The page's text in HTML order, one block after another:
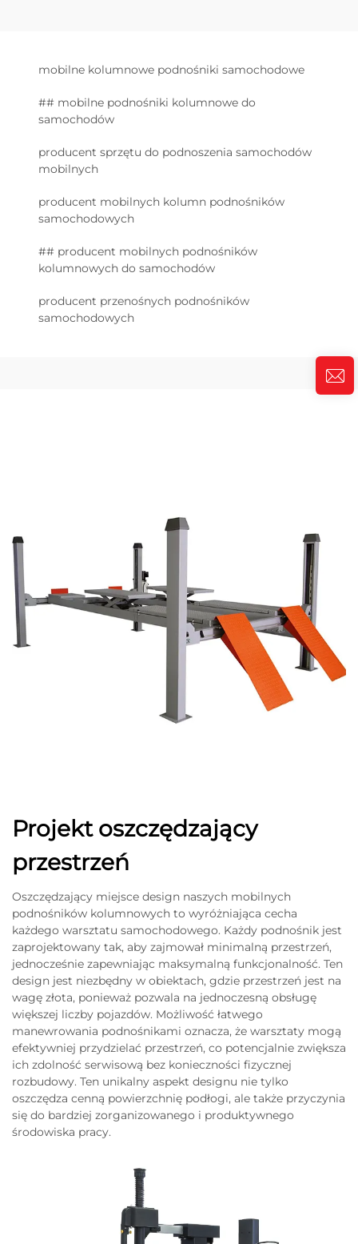
mobilne kolumnowe podnośniki samochodowe
## mobilne podnośniki kolumnowe do
samochodów
producent sprzętu do podnoszenia samochodów
mobilnych
producent mobilnych kolumn podnośników
samochodowych
## producent mobilnych podnośników
kolumnowych do samochodów
producent przenośnych podnośników
samochodowych
Projekt oszczędzający
przestrzeń
Oszczędzający miejsce design naszych mobilnych
podnośników kolumnowych to wyróżniająca cecha
każdego warsztatu samochodowego. Każdy podnośnik jest
zaprojektowany tak, aby zajmował minimalną przestrzeń,
jednocześnie zapewniając maksymalną funkcjonalność. Ten
design jest niezbędny w obiektach, gdzie przestrzeń jest na
wagę złota, ponieważ pozwala na jednoczesną obsługę
większej liczby pojazdów. Możliwość łatwego
manewrowania podnośnikami oznacza, że warsztaty mogą
efektywniej przydzielać przestrzeń, co potencjalnie zwiększa
ich zdolność serwisową bez konieczności fizycznej
rozbudowy. Ten unikalny aspekt designu nie tylko
oszczędza cenną powierzchnię podłogi, ale także przyczynia
się do bardziej zorganizowanego i produktywnego
środowiska pracy.